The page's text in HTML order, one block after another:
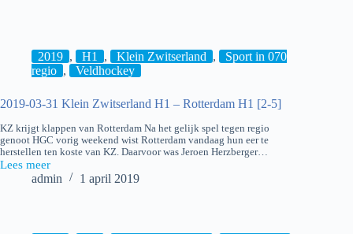
[1-
2019 , H1 , Klein Zwitserland ,
Sport in 070
regio , Veldhockey
2019-03-31 Klein Zwitserland H1 – Rotterdam H1 [2-5]
KZ krijgt klappen van Rotterdam Na het gelijk spel tegen regio
genoot HGC vorig weekend wist Rotterdam vandaag hun eer te
herstellen ten koste van KZ. Daarvoor was Jeroen Herzberger…
Lees meer
2019-
admin 1 april 2019